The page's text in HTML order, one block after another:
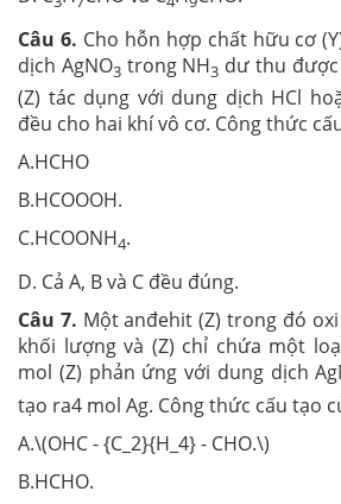
Câu 6. Cho hỗn hợp chất hữu cơ
dịch AgNO3trong NH3 dư thu được
(Z) tác dụng với dung dịch HCl
đều cho hai khí vô cơ. Công thức
A.HCHO
B.HCOOOH.
C.HCOONH4.
D. Cả A, B và C đều đúng.
Câu 7. Một anđehit (Z) trong đó
khối lượng và (Z) chỉ chứa một
mol (Z) phản ứng với dung dịch
tạo ra4 mol Ag. Công thức cấu tạo
A.\(OHC - {C_2}{H_4} - CHO.\)
B.HCHO.